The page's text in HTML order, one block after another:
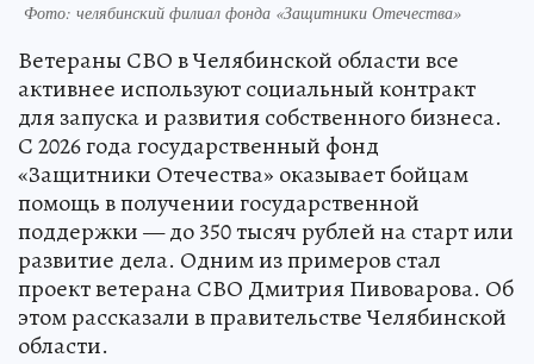
Фото: челябинский филиал фонда «Защитники Отечества»
Ветераны СВО в Челябинской области все
активнее используют социальный контракт
для запуска и развития собственного бизнеса.
С 2026 года государственный фонд
«Защитники Отечества» оказывает бойцам
помощь в получении государственной
поддержки — до 350 тысяч рублей на старт или
развитие дела. Одним из примеров стал
проект ветерана СВО Дмитрия Пивоварова. Об
этом рассказали в правительстве Челябинской
области.